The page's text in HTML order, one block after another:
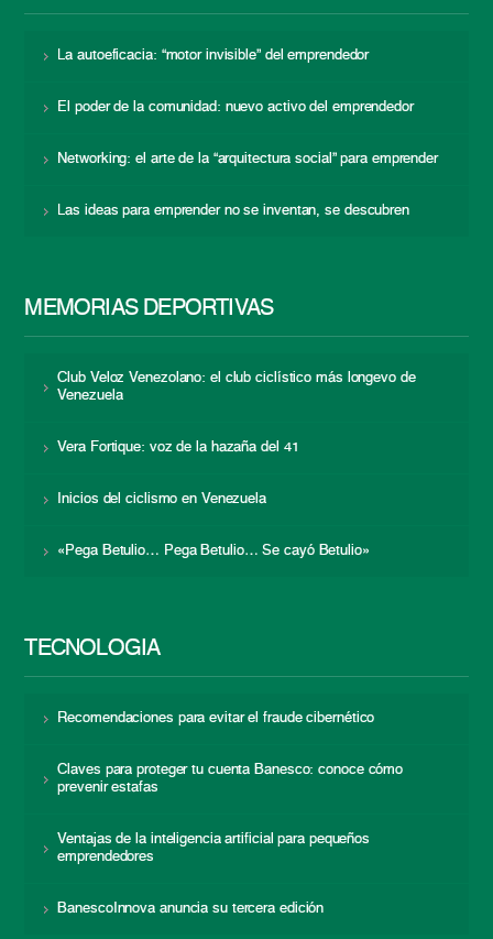
La autoeficacia: “motor invisible” del emprendedor
El poder de la comunidad: nuevo activo del emprendedor
Networking: el arte de la “arquitectura social” para emprender
Las ideas para emprender no se inventan, se descubren
MEMORIAS DEPORTIVAS
Club Veloz Venezolano: el club ciclístico más longevo de
Venezuela
Vera Fortique: voz de la hazaña del 41
Inicios del ciclismo en Venezuela
«Pega Betulio… Pega Betulio… Se cayó Betulio»
TECNOLOGÍA
Recomendaciones para evitar el fraude cibernético
Claves para proteger tu cuenta Banesco: conoce cómo
prevenir estafas
Ventajas de la inteligencia artificial para pequeños
emprendedores
BanescoInnova anuncia su tercera edición